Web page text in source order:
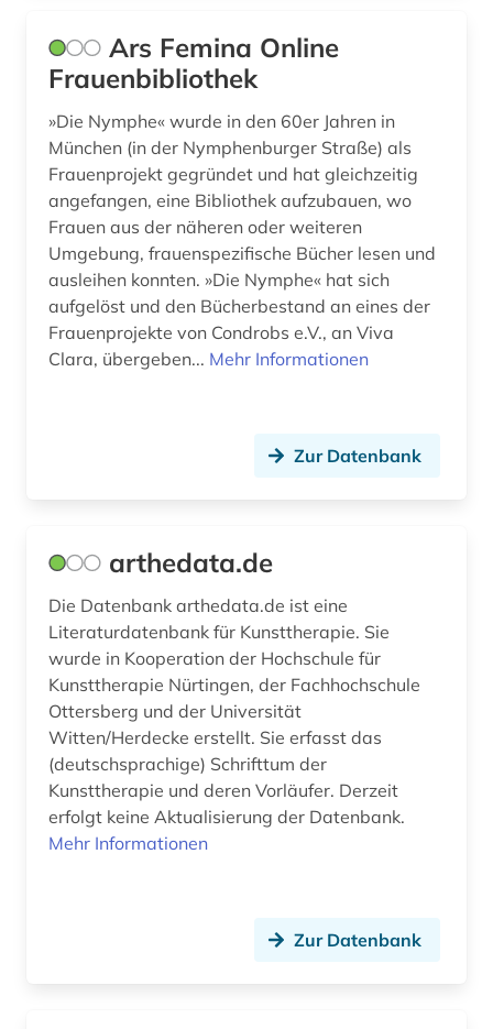
medienwissenschaft (1)
medizin (39)
medizingeschichte (1)
medizinische psychologie (2)
medizinrecht (1)
mensch (3)
musik (1)
musikwissenschaft (2)
muße (1)
nachlass (1)
naturwissenschaft (1)
naturwissenschaften (13)
neue religion (1)
neurologie (1)
Ars Femina Online
Frauenbibliothek
»Die Nymphe« wurde in den 60er Jahren in
München (in der Nymphenburger Straße) als
Frauenprojekt gegründet und hat gleichzeitig
angefangen, eine Bibliothek aufzubauen, wo
Frauen aus der näheren oder weiteren
Umgebung, frauenspezifische Bücher lesen und
ausleihen konnten. »Die Nymphe« hat sich
aufgelöst und den Bücherbestand an eines der
Frauenprojekte von Condrobs e.V., an Viva
Clara, übergeben... Mehr Informationen
Zur Datenbank
arthedata.de
Die Datenbank arthedata.de ist eine
Literaturdatenbank für Kunsttherapie. Sie
wurde in Kooperation der Hochschule für
Kunsttherapie Nürtingen, der Fachhochschule
Ottersberg und der Universität
Witten/Herdecke erstellt. Sie erfasst das
(deutschsprachige) Schrifttum der
Kunsttherapie und deren Vorläufer. Derzeit
erfolgt keine Aktualisierung der Datenbank.
Mehr Informationen
Zur Datenbank